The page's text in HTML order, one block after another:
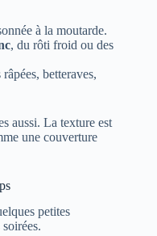
à la moutarde.
, du rôti froid ou des
râpées, betteraves,
aussi. La texture est
une couverture
petites